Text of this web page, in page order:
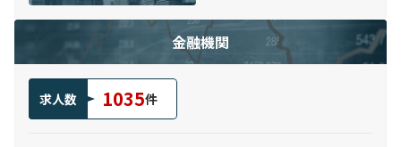
金融機関
求人数 1035件